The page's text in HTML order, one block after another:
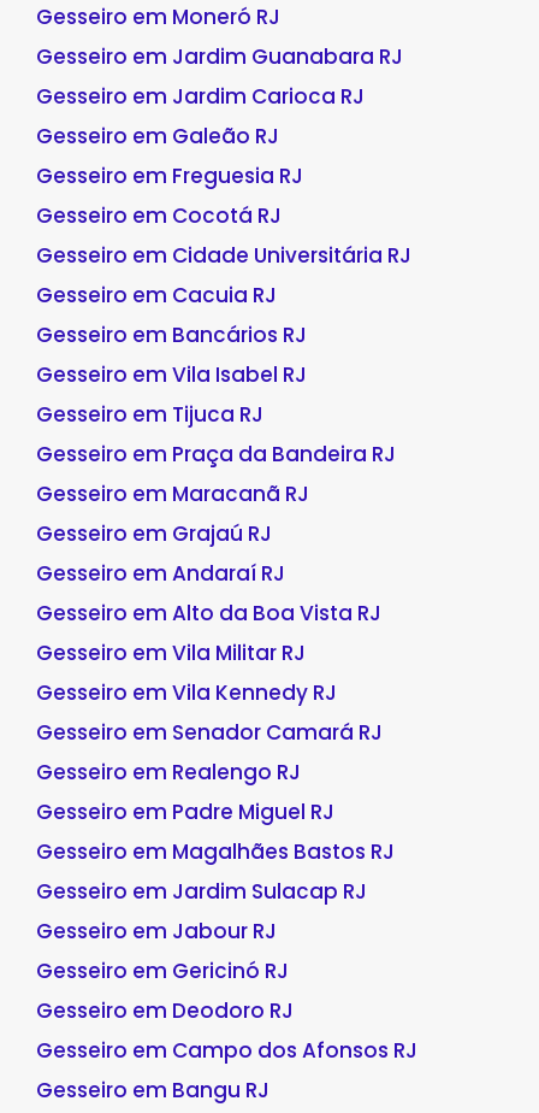
Gesseiro em Moneró RJ
Gesseiro em Jardim Guanabara RJ
Gesseiro em Jardim Carioca RJ
Gesseiro em Galeão RJ
Gesseiro em Freguesia RJ
Gesseiro em Cocotá RJ
Gesseiro em Cidade Universitária RJ
Gesseiro em Cacuia RJ
Gesseiro em Bancários RJ
Gesseiro em Vila Isabel RJ
Gesseiro em Tijuca RJ
Gesseiro em Praça da Bandeira RJ
Gesseiro em Maracanã RJ
Gesseiro em Grajaú RJ
Gesseiro em Andaraí RJ
Gesseiro em Alto da Boa Vista RJ
Gesseiro em Vila Militar RJ
Gesseiro em Vila Kennedy RJ
Gesseiro em Senador Camará RJ
Gesseiro em Realengo RJ
Gesseiro em Padre Miguel RJ
Gesseiro em Magalhães Bastos RJ
Gesseiro em Jardim Sulacap RJ
Gesseiro em Jabour RJ
Gesseiro em Gericinó RJ
Gesseiro em Deodoro RJ
Gesseiro em Campo dos Afonsos RJ
Gesseiro em Bangu RJ